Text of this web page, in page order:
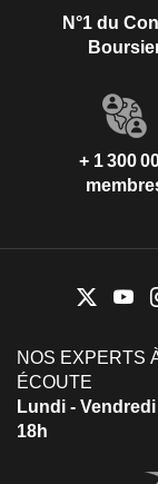
N°1 du
+ 1 300
NOS EXPERTS
ÉCOUTE
Lundi -
18h